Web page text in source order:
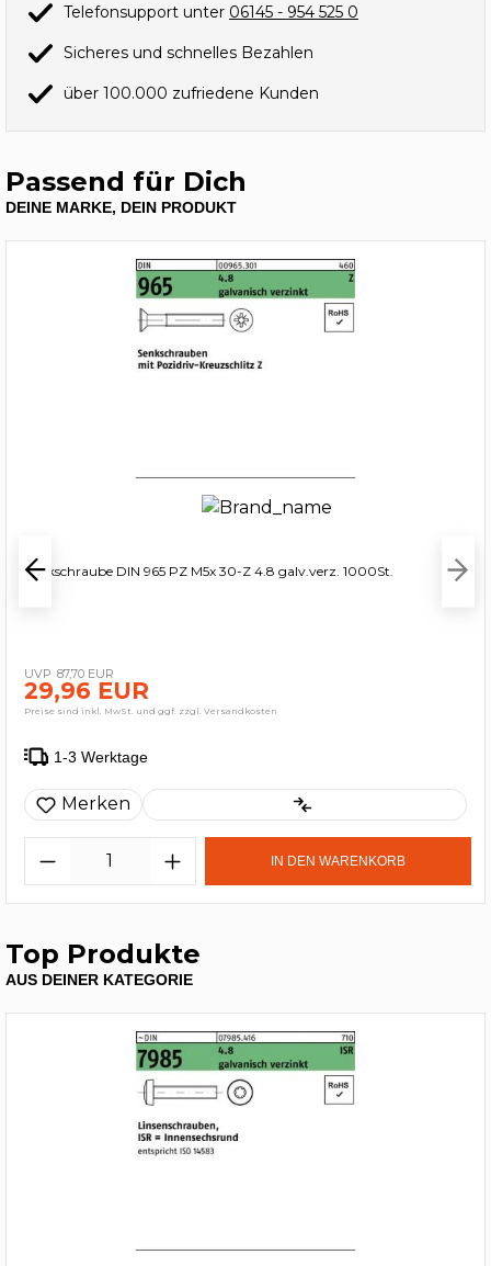
Telefonsupport unter 06145 - 954 525 0
Sicheres und schnelles Bezahlen
über 100.000 zufriedene Kunden
Passend für Dich
DEINE MARKE, DEIN PRODUKT
Senkschraube DIN 965 PZ M5x 30-Z 4.8 galv.verz. 1000St.
87,70 EUR
29,96 EUR
Preise sind inkl. MwSt. und ggf. zzgl. Versandkosten
1-3 Werktage
Merken
IN DEN WARENKORB
Top Produkte
AUS DEINER KATEGORIE